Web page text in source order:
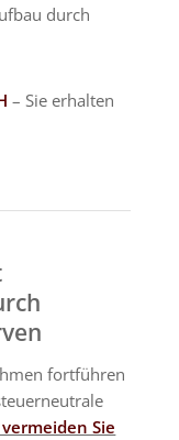
durch
– Sie erhalten
fortführen
Sie